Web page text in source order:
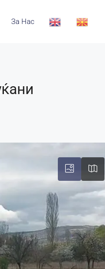
За Нас